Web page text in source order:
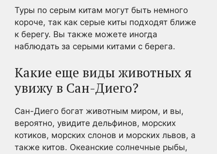
Туры по серым китам могут быть немного
короче, так как серые киты подходят ближе
к берегу. Вы также можете иногда
наблюдать за серыми китами с берега.
Какие еще виды животных я
увижу в Сан-Диего?
Сан-Диего богат животным миром, и вы,
вероятно, увидите дельфинов, морских
котиков, морских слонов и морских львов, а
также китов. Океанские солнечные рыбы,